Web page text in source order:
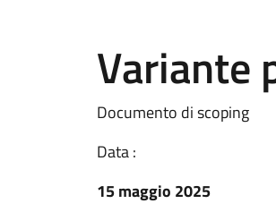
Variante
Documento di scoping
Data :
15 maggio 2025